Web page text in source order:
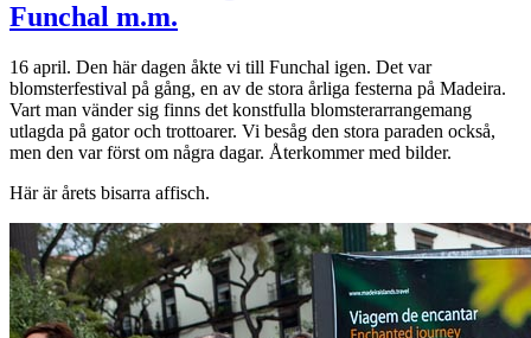
8,
do
Paúl
Funchal m.m.
16 april. Den här dagen åkte vi till Funchal igen. Det var
blomsterfestival på gång, en av de stora årliga festerna på Madeira.
Vart man vänder sig finns det konstfulla blomsterarrangemang
utlagda på gator och trottoarer. Vi besåg den stora paraden också,
men den var först om några dagar. Återkommer med bilder.
Här är årets bisarra affisch.